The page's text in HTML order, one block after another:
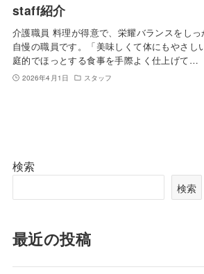
staff紹介
介護職員 料理が得意で、栄耀バランスをし
自慢の職員です。「美味しくて体にもやさし
庭的でほっとする食事を手際よく仕上げて…
2026年4月1日 スタッフ
検索
検索
最近の投稿